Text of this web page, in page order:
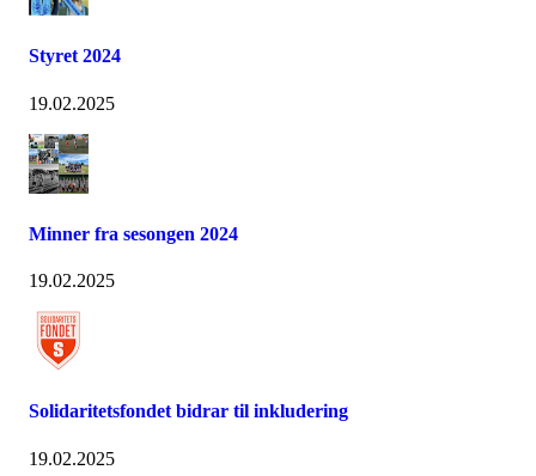
Styret 2024
19.02.2025
Minner fra sesongen 2024
19.02.2025
Solidaritetsfondet bidrar til inkludering
19.02.2025